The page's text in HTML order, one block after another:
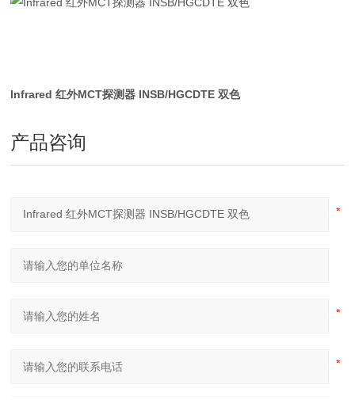
Infrared 红外MCT探测器 INSB/HGCDTE 双色
产品咨询